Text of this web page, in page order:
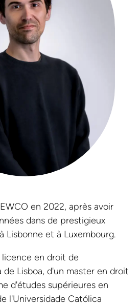
en 2022, après avoir
dans de prestigieux
Lisbonne et à Luxembourg.
en droit de
de Lisboa, d'un master en droit
d'études supérieures en
l'Universidade Católica